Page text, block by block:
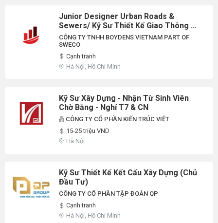
Junior Designer Urban Roads &
Sewers/ Kỹ Sư Thiết Kế Giao Thông Hạ
Tầng
CÔNG TY TNHH BOYDENS VIETNAM PART OF
SWECO
Cạnh tranh
Hà Nội, Hồ Chí Minh
Kỹ Sư Xây Dựng - Nhận Từ Sinh Viên
Chờ Bằng - Nghỉ T7 & CN
CÔNG TY CỔ PHẦN KIẾN TRÚC VIỆT
15-25 triệu VND
Hà Nội
Kỹ Sư Thiết Kế Kết Cấu Xây Dựng (Chủ
Đầu Tư)
CÔNG TY CỔ PHẦN TẬP ĐOÀN QP
Cạnh tranh
Hà Nội, Hồ Chí Minh